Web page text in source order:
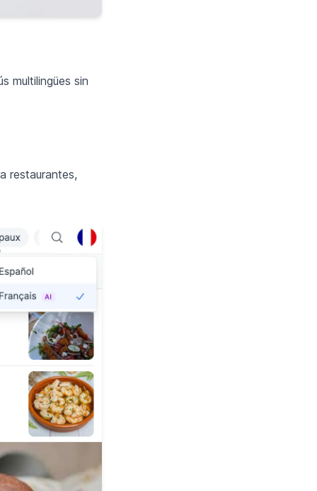
multilingües sin
restaurantes,